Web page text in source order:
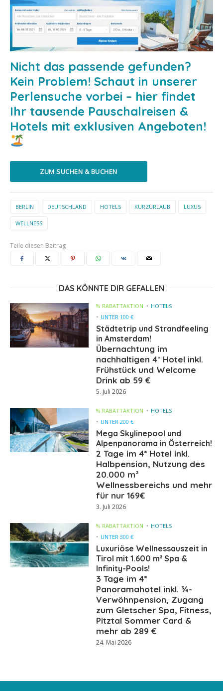
Nicht das passende gefunden?
Kein Problem! Schaut in unserer
Perlensuche vorbei – hier findet
Ihr tausende Pauschalreisen &
Hotels mit exklusiven Angeboten!
ZUM SUCHEN & BUCHEN
BERLIN DEUTSCHLAND HOTELS KURZURLAUB LUXUS
WELLNESS
Teile diesen Beitrag
DAS KÖNNTE DIR GEFALLEN
% RABATTAKTION
HOTELS
UNTER 100 €
Städtetrip und Strandfeeling
in Amsterdam!
Übernachtung im
nachhaltigen 4* Hotel inkl.
Frühstück und Welcome
Drink ab 59 €
5. Juli 2026
% RABATTAKTION
HOTELS
UNTER 200 €
Mega Skylinepool und
Alpenpanorama in Österreich!
2 Tage im 4* Hotel inkl.
Halbpension, Nutzung des
20.000 m²
Wellnessbereichs und mehr
für nur 169€
3. Juli 2026
% RABATTAKTION
HOTELS
UNTER 300 €
Luxuriöse Wellnessauszeit in
Tirol mit 1.600 m² Spa &
Infinity-Pools!
3 Tage im 4*
Panoramahotel inkl. ¾-
Verwöhnpension, Zugang
zum Gletscher Spa, Fitness,
Pitztal Sommer Card &
mehr ab 289 €
24. Mai 2026